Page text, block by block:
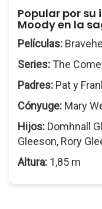
Popular por
Moody en la
Películas:
Series: The
Padres: Pat y
Cónyuge: Mary
Hijos: Domhnall
Gleeson, Rory
Altura: 1,85 m